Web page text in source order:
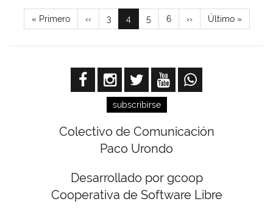
Paginación
Primera
página
« Primero
Página
anterior
‹‹ Page
3
Página
actual
4 Page
5 Page
6
Siguiente
página
››
Última
página
Último »
subscribirse
Colectivo de Comunicación
Paco Urondo
Desarrollado por gcoop
Cooperativa de Software Libre